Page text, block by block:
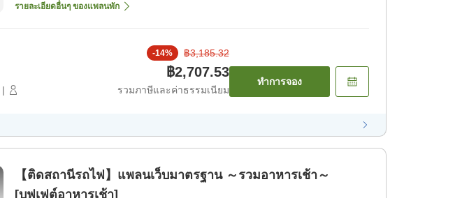
รายละเอียดอื่นๆ ของแพลนพัก
|
-14% ฿3,185.32
฿2,707.53
รวมภาษีและค่าธรรมเนียม
ทำการจอง
【ติดสถานีรถไฟ】แพลนเว็บมาตรฐาน ～รวมอาหารเช้า～
[บุฟเฟต์อาหารเช้า]